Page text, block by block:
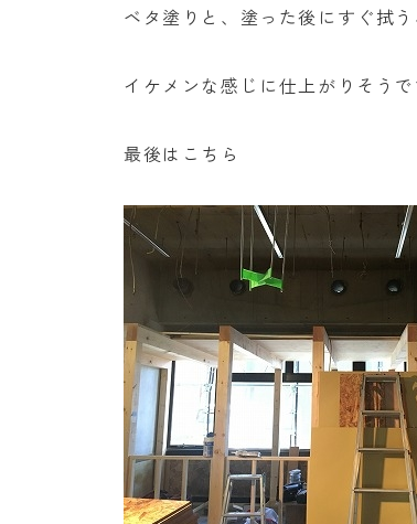
ベタ塗りと、塗った後にすぐ拭
イケメンな感じに仕上がりそうで
最後はこちら